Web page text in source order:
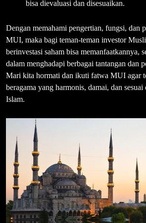
bisa dievaluasi dan disesuaikan.
Dengan memahami pengertian, fungsi, dan
MUI, maka bagi teman-teman investor
berinvestasi saham bisa memanfaatkannya,
dalam menghadapi berbagai tantangan dan
Mari kita hormati dan ikuti fatwa MUI agar
beragama yang harmonis, damai, dan
Islam.